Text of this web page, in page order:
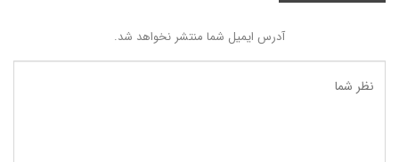
آدرس ایمیل شما منتشر نخواهد شد.